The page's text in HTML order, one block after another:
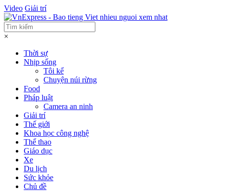
Video Giải trí
×
Thời sự
Nhịp sống
Tôi kể
Chuyện núi rừng
Food
Pháp luật
Camera an ninh
Giải trí
Thế giới
Khoa học công nghệ
Thể thao
Giáo dục
Xe
Du lịch
Sức khỏe
Chủ đề